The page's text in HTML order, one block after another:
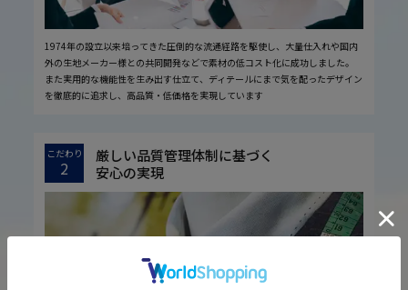
1974年の設立以来培ってきた圧倒的な流通経路を駆使し、大量仕入れや国内
外の生地メーカー様との共同開発などで素材の低コスト化に成功しました。
また実用的な機能性を生み出す仕立て、ディテールにまで気を配ったデザイン
を徹底的に追求し、高品質・低価格を実現しています
こだわり
2
厳しい品質管理体制に基づく
安心の実現